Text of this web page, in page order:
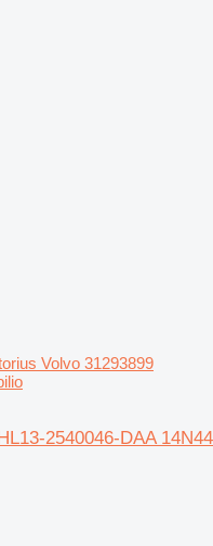
Volvo 31293899
2540046-DAA 14N44